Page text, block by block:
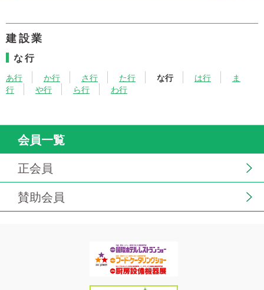
建設業
な行
あ行 か行 さ行 た行 な行 は行
ま
行
や行 ら行 わ行
会員一覧
正会員
賛助会員